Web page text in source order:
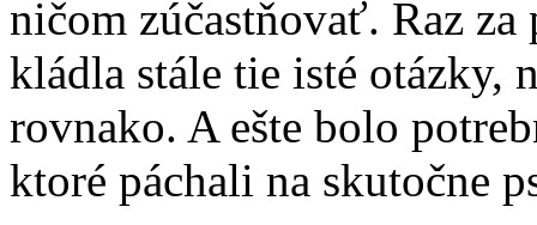
ničom zúčastňovať. Raz
kládla stále tie isté otázky,
rovnako. A ešte bolo
ktoré páchali na skutočne